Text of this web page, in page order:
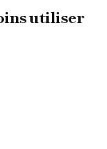
utiliser